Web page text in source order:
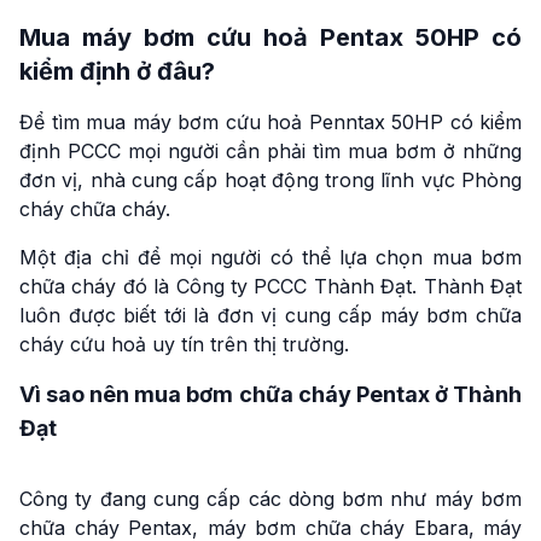
Mua máy bơm cứu hoả Pentax 50HP có
kiểm định ở đâu?
Để tìm mua máy bơm cứu hoả Penntax 50HP có kiểm
định PCCC mọi người cần phải tìm mua bơm ở những
đơn vị, nhà cung cấp hoạt động trong lĩnh vực Phòng
cháy chữa cháy.
Một địa chỉ để mọi người có thể lựa chọn mua bơm
chữa cháy đó là Công ty PCCC Thành Đạt. Thành Đạt
luôn được biết tới là đơn vị cung cấp máy bơm chữa
cháy cứu hoả uy tín trên thị trường.
Vì sao nên mua bơm chữa cháy Pentax ở Thành
Đạt
Công ty đang cung cấp các dòng bơm như máy bơm
chữa cháy Pentax, máy bơm chữa cháy Ebara, máy